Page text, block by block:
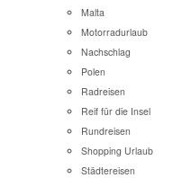
Malta
Motorradurlaub
Nachschlag
Polen
Radreisen
Reif für die Insel
Rundreisen
Shopping Urlaub
Städtereisen